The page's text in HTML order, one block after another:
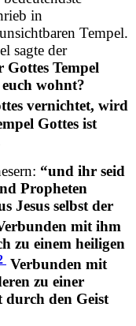
in
Tempel.
sagte der
Tempel
wohnt?
vernichtet, wird
Gottes ist
“und ihr seid
Propheten
Jesus selbst der
mit ihm
zu einem heiligen
Verbunden mit
zu einer
den Geist